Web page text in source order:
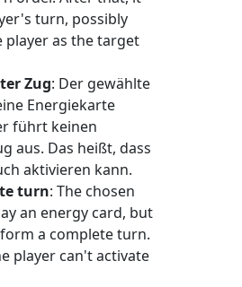
turn, possibly
player as the target
Zug: Der gewählte
Energiekarte
führt keinen
aus. Das heißt, dass
aktivieren kann.
turn: The chosen
an energy card, but
a complete turn.
player can't activate